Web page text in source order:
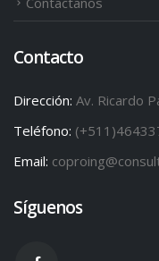
Contacto
Dirección: Av. Ricardo
Teléfono:
Email:
Síguenos